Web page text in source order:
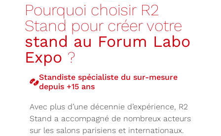
Pourquoi choisir R2
Stand pour créer votre
stand au Forum Labo
Expo ?
Standiste spécialiste du sur-mesure
depuis +15 ans
Avec plus d’une décennie d’expérience, R2
Stand a accompagné de nombreux acteurs
sur les salons parisiens et internationaux.